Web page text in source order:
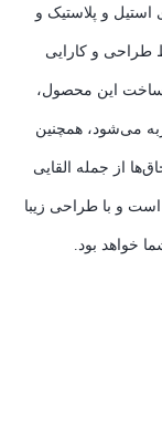
و پلاستیک و
طراحی و کارایی
ساخت این محصول،
می‌شود، همچنین
از جمله القایی
مجموعه 1.5 کیلوگرم است و با طراحی زیبا
خواهد بود.